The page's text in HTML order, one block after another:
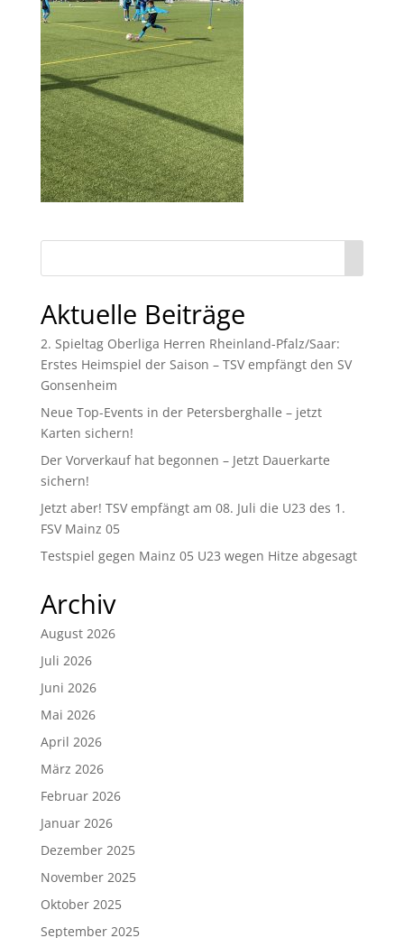
Aktuelle Beiträge
2. Spieltag Oberliga Herren Rheinland-Pfalz/Saar:
Erstes Heimspiel der Saison – TSV empfängt den SV
Gonsenheim
Neue Top-Events in der Petersberghalle – jetzt
Karten sichern!
Der Vorverkauf hat begonnen – Jetzt Dauerkarte
sichern!
Jetzt aber! TSV empfängt am 08. Juli die U23 des 1.
FSV Mainz 05
Testspiel gegen Mainz 05 U23 wegen Hitze abgesagt
Archiv
August 2026
Juli 2026
Juni 2026
Mai 2026
April 2026
März 2026
Februar 2026
Januar 2026
Dezember 2025
November 2025
Oktober 2025
September 2025